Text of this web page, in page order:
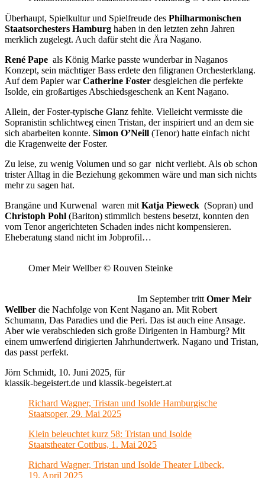
Überhaupt, Spielkultur und Spielfreude des Philharmonischen
Staatsorchesters Hamburg haben in den letzten zehn Jahren
merklich zugelegt. Auch dafür steht die Ära Nagano.
René Pape als König Marke passte wunderbar in Naganos
Konzept, sein mächtiger Bass erdete den filigranen Orchesterklang.
Auf dem Papier warCatherine Foster desgleichen die perfekte
Isolde, ein großartiges Abschiedsgeschenk an Kent Nagano.
Allein, der Foster-typische Glanz fehlte. Vielleicht vermisste die
Sopranistin schlichtweg einen Tristan, der inspiriert und an dem sie
sich abarbeiten konnte. Simon O’Neill (Tenor) hatte einfach nicht
die Kragenweite der Foster.
Zu leise, zu wenig Volumen und so gar nicht verliebt. Als ob schon
trister Alltag in die Beziehung gekommen wäre und man sich nichts
mehr zu sagen hat.
Brangäne und Kurwenal waren mit Katja Pieweck (Sopran) und
Christoph Pohl (Bariton) stimmlich bestens besetzt, konnten den
vom Tenor angerichteten Schaden indes nicht kompensieren.
Eheberatung stand nicht im Jobprofil…
Omer Meir Wellber © Rouven Steinke
Im September tritt Omer Meir
Wellber die Nachfolge von Kent Nagano an. Mit Robert
Schumann, Das Paradies und die Peri. Das ist auch eine Ansage.
Aber wie verabschieden sich große Dirigenten in Hamburg? Mit
einem umwerfend dirigierten Jahrhundertwerk. Nagano und Tristan,
das passt perfekt.
Jörn Schmidt, 10. Juni 2025, für
klassik-begeistert.de und klassik-begeistert.at
Richard Wagner, Tristan und Isolde Hamburgische
Staatsoper, 29. Mai 2025
Klein beleuchtet kurz 58: Tristan und Isolde
Staatstheater Cottbus, 1. Mai 2025
Richard Wagner, Tristan und Isolde Theater Lübeck,
19. April 2025